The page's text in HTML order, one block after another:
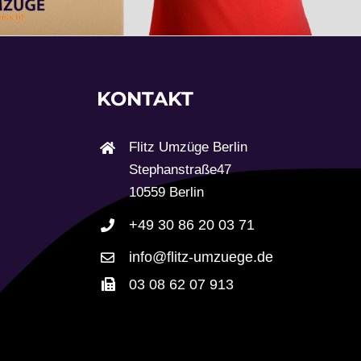
KONTAKT
Flitz Umzüge Berlin
10559 Berlin
+49 30 86 20 03 71
info@flitz-umzuege.de
03 08 62 07 913